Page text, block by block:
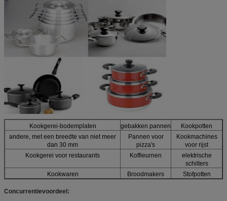
Kookgerei-bodemplaten gebakken pannen
Kookpotten
andere, met een breedte van niet meer
dan 30 mm
Pannen voor
pizza's
Kookmachines
voor rijst
Kookgerei voor restaurants
Koffieurnen
elektrische
schilters
Kookwaren
Broodmakers Stofpotten
Concurrentievoordeel: